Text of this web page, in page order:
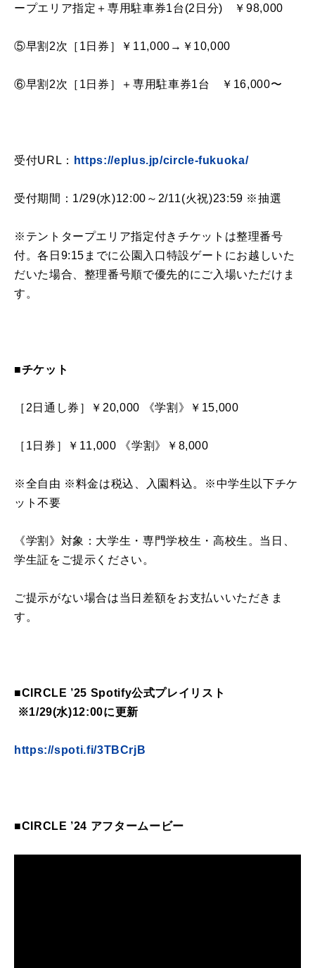
ープエリア指定＋専用駐車券1台(2日分) ￥98,000
⑤早割2次［1日券］￥11,000→￥10,000
⑥早割2次［1日券］＋専用駐車券1台 ￥16,000〜
受付URL： https://eplus.jp/circle-fukuoka/
受付期間：1/29(水)12:00～2/11(火祝)23:59 ※抽選
※テントタープエリア指定付きチケットは整理番号
付。各日9:15までに公園入口特設ゲートにお越しいた
だいた場合、整理番号順で優先的にご入場いただけま
す。
■チケット
［2日通し券］￥20,000 《学割》￥15,000
［1日券］￥11,000 《学割》￥8,000
※全自由 ※料金は税込、入園料込。※中学生以下チケ
ット不要
《学割》対象：大学生・専門学校生・高校生。当日、
学生証をご提示ください。
ご提示がない場合は当日差額をお支払いいただきま
す。
■CIRCLE ’25 Spotify公式プレイリスト
※1/29(水)12:00に更新
https://spoti.fi/3TBCrjB
■CIRCLE ’24 アフタームービー